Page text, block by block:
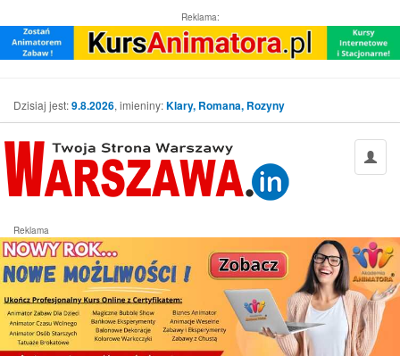
Reklama:
Dzisiaj jest:9.8.2026, imieniny:Klary, Romana, Rozyny
Reklama